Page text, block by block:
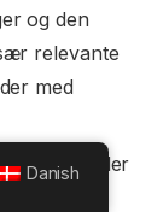
og den
relevante
med
Fagfolk, der
Danish